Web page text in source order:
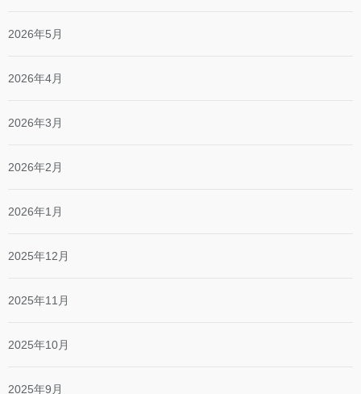
2026年5月
2026年4月
2026年3月
2026年2月
2026年1月
2025年12月
2025年11月
2025年10月
2025年9月